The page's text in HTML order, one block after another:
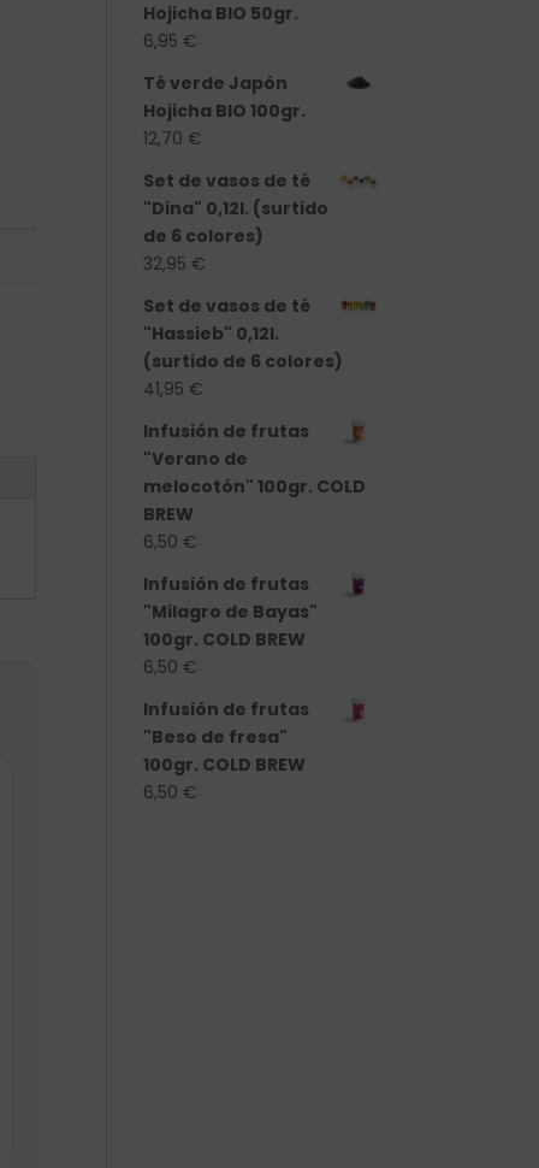
Hojicha BIO 50gr.
6,95 €
Té verde Japón
Hojicha BIO 100gr.
12,70 €
Set de vasos de té
"Dina" 0,12l. (surtido
de 6 colores)
32,95 €
Set de vasos de té
"Hassieb" 0,12l.
(surtido de 6 colores)
41,95 €
Infusión de frutas
"Verano de
melocotón" 100gr. COLD
BREW
6,50 €
Infusión de frutas
"Milagro de Bayas"
100gr. COLD BREW
6,50 €
Infusión de frutas
"Beso de fresa"
100gr. COLD BREW
6,50 €